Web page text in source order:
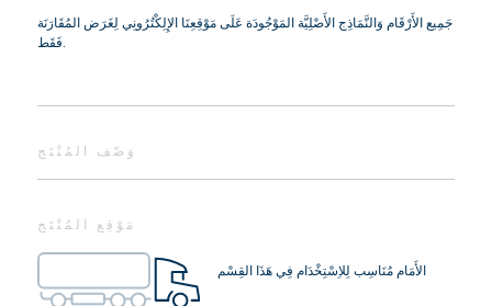
جَمِيع الأَرْقَام وَالنَّمَاذِج الأَصْلِيَّة المَوْجُودَة عَلَى مَوْقِعِنَا الإِلِكْتُرُونِي لِغَرَض المُقَارَنَة
فَقَط.
وَصْف المُنْتَج
مَوْقِع المُنْتَج
الأَمَام مُنَاسِب لِلاِسْتِخْدَام فِي هَذَا القِسْم